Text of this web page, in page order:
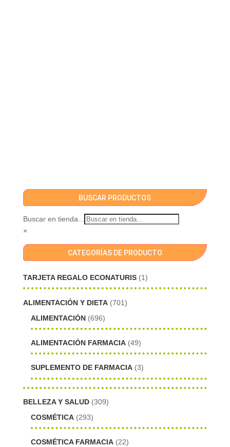
BUSCAR PRODUCTOS
Buscar en tienda...
×
CATEGORÍAS DE PRODUCTO
TARJETA REGALO ECONATURIS (1)
ALIMENTACIÓN Y DIETA (701)
ALIMENTACIÓN (696)
ALIMENTACIÓN FARMACIA (49)
SUPLEMENTO DE FARMACIA (3)
BELLEZA Y SALUD (309)
COSMÉTICA (293)
COSMÉTICA FARMACIA (22)